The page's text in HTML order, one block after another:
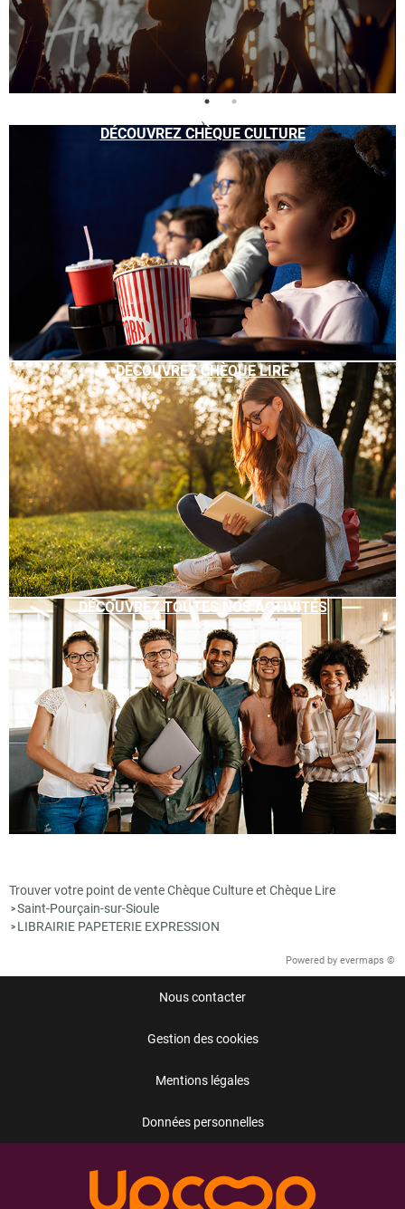
DÉCOUVREZ CHÈQUE CULTURE
DÉCOUVREZ CHÈQUE LIRE
DÉCOUVREZ TOUTES NOS ACTIVITÉS
Trouver votre point de vente Chèque Culture et Chèque Lire
>Saint-Pourçain-sur-Sioule
> LIBRAIRIE PAPETERIE EXPRESSION
Powered by evermaps ©
Nous contacter
Gestion des cookies
Mentions légales
Données personnelles